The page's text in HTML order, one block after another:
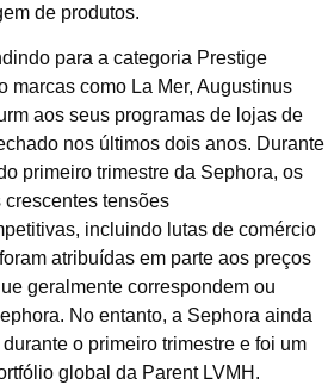
de produtos.
para a categoria Prestige
marcas como La Mer, Augustinus
aos seus programas de lojas de
nos últimos dois anos. Durante
primeiro trimestre da Sephora, os
tensões
incluindo lutas de comércio
atribuídas em parte aos preços
geralmente correspondem ou
No entanto, a Sephora ainda
o primeiro trimestre e foi um
global da Parent LVMH.